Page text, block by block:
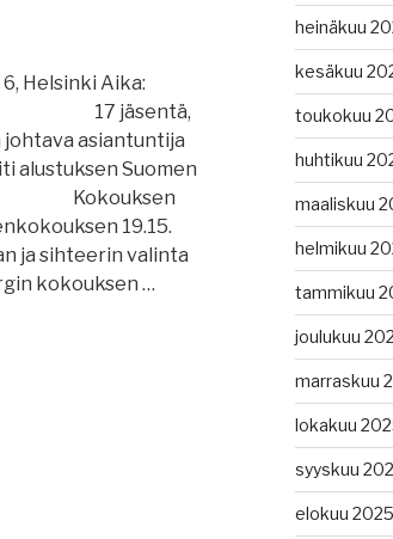
Helsinki Aika:
17 jäsentä,
asiantuntija
alustuksen Suomen
Kokouksen
19.15.
valinta
kokouksen …
heinäkuu
kesäkuu
toukokuu
huhtikuu
maaliskuu
helmikuu
tammikuu
joulukuu
marraskuu
lokakuu
syyskuu
elokuu 2025